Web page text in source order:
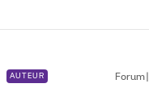
AUTEUR